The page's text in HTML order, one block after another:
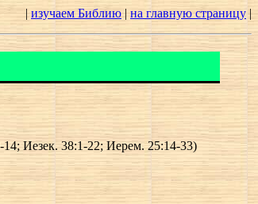
| изучаем Библию | на главную страницу|
Иезек. 38:1-22; Иерем. 25:14-33)